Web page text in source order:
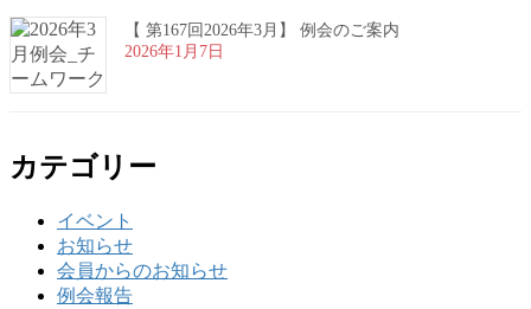
【 第167回2026年3月】 例会のご案内
2026年1月7日
カテゴリー
イベント
お知らせ
会員からのお知らせ
例会報告